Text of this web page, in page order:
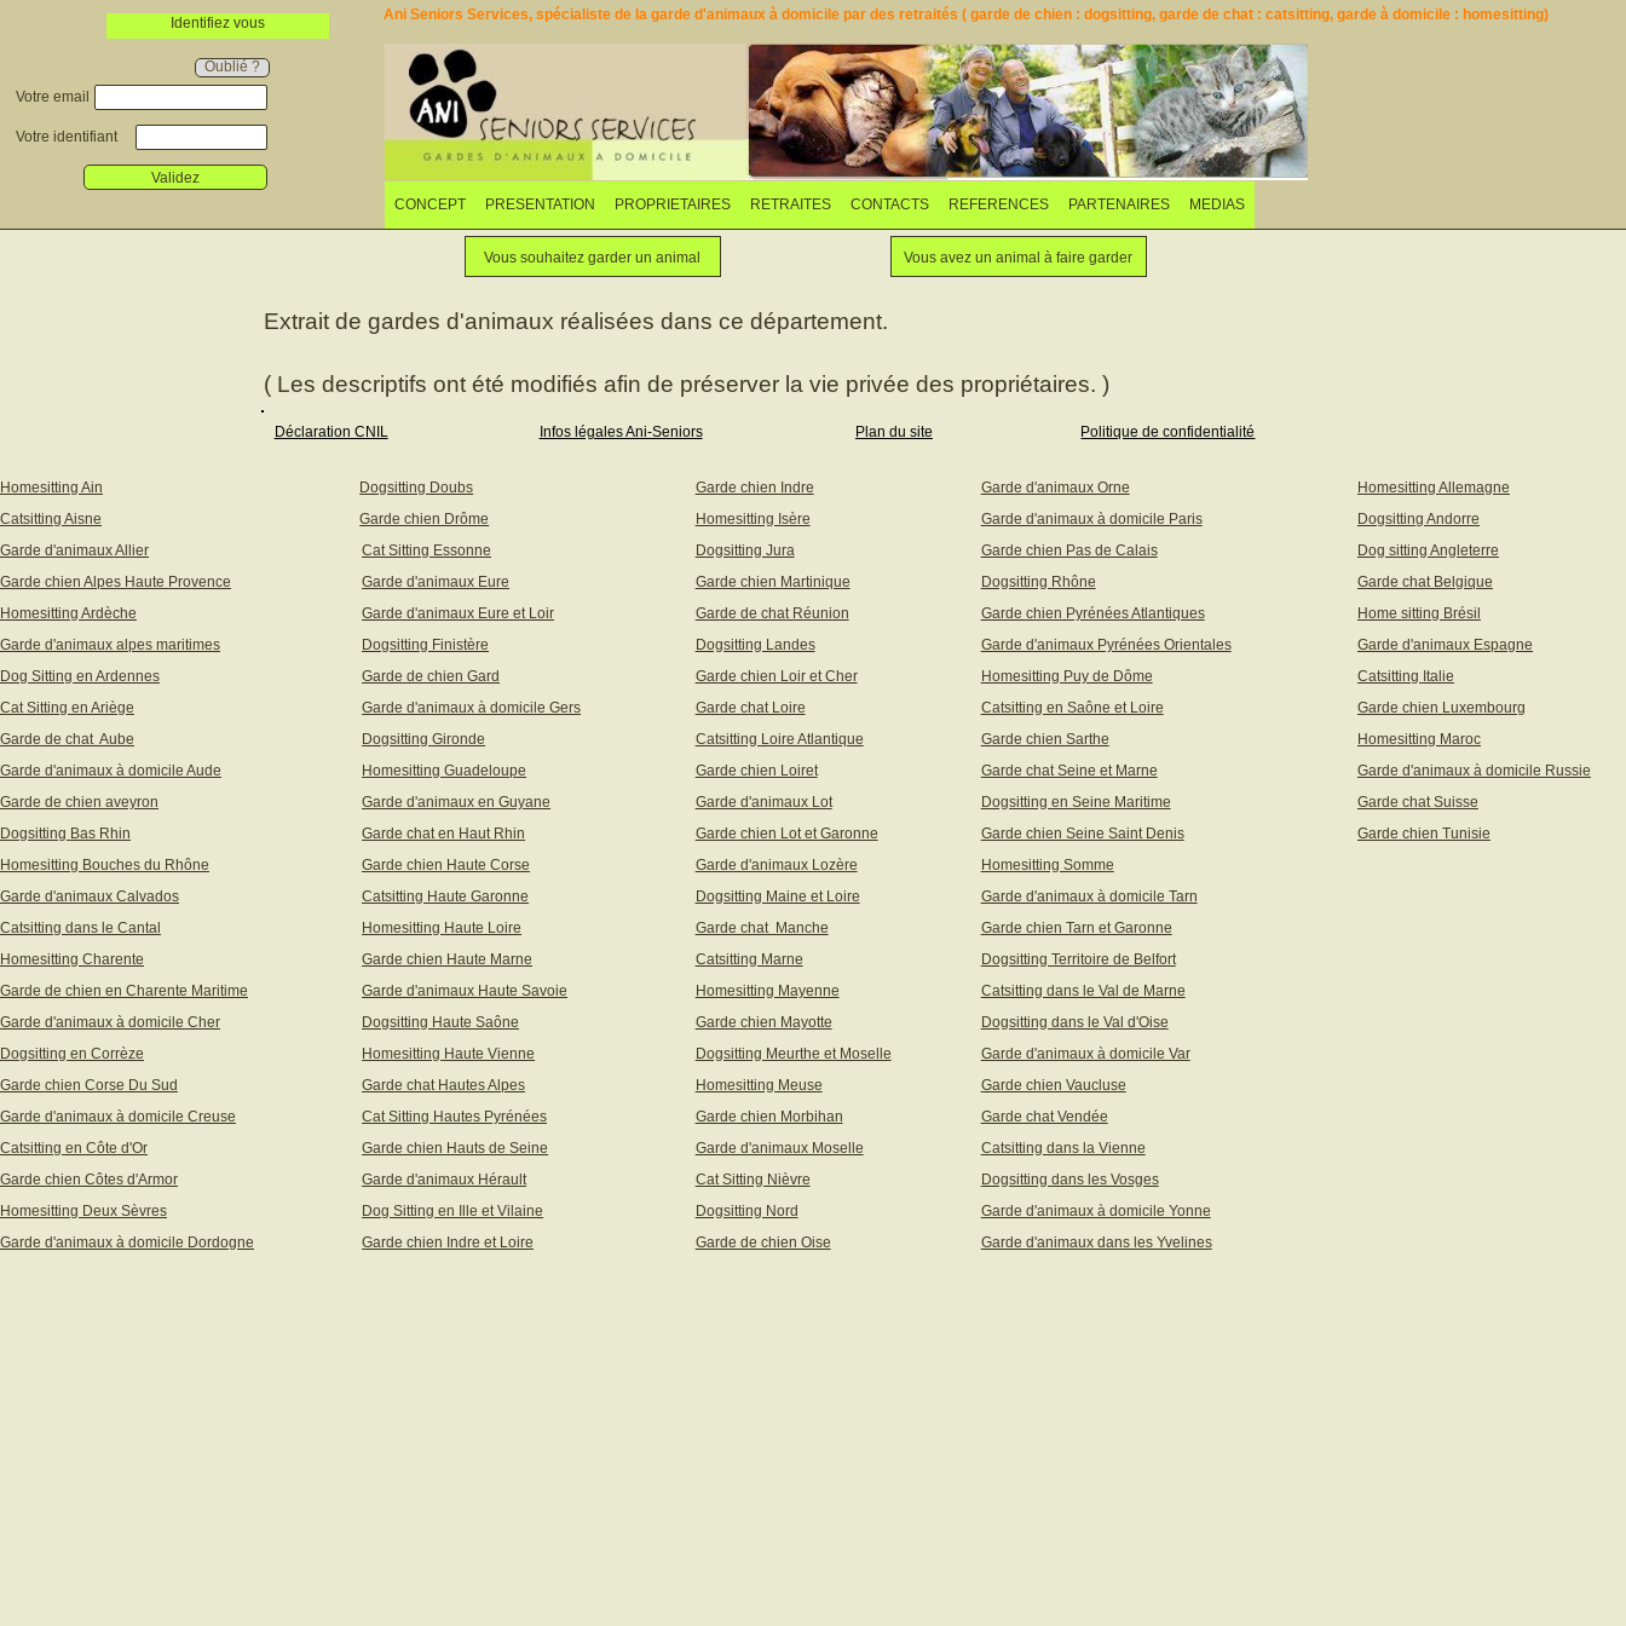
Identifiez vous
Oublié ?
Votre email
Votre identifiant
Validez
Ani Seniors Services, spécialiste de la garde d'animaux à domicile par des retraités ( garde de chien : dogsitting, garde de chat : catsitting, garde à domicile : homesitting)
CONCEPT PRESENTATION PROPRIETAIRES
Faites garder votre animal
RETRAITES
Vous souhaitez garder un animal
CONTACTS REFERENCES PARTENAIRES MEDIAS
Vous souhaitez garder un animal Vous avez un animal à faire garder
Extrait de gardes d'animaux réalisées dans ce département.
( Les descriptifs ont été modifiés afin de préserver la vie privée des propriétaires. )
Déclaration CNIL Infos légales Ani-Seniors Plan du site Politique de confidentialité
Homesitting Ain Dogsitting Doubs Garde chien Indre Garde d'animaux Orne
Homesitting Allemagne
Catsitting Aisne
Garde chien Drôme Homesitting Isère Garde d'animaux à domicile Paris
Dogsitting Andorre
Garde d'animaux Allier
Cat Sitting Essonne Dogsitting Jura Garde chien Pas de Calais
Dog sitting Angleterre
Garde chien Alpes Haute Provence
Garde d'animaux Eure Garde chien Martinique Dogsitting Rhône
Garde chat Belgique
Homesitting Ardèche
Garde d'animaux Eure et Loir Garde de chat Réunion Garde chien Pyrénées Atlantiques
Home sitting Brésil
Garde d'animaux alpes maritimes
Dogsitting Finistère Dogsitting Landes Garde d'animaux Pyrénées Orientales
Garde d'animaux Espagne
Dog Sitting en Ardennes
Garde de chien Gard Garde chien Loir et Cher Homesitting Puy de Dôme
Catsitting Italie
Cat Sitting en Ariège
Garde d'animaux à domicile Gers Garde chat Loire Catsitting en Saône et Loire
Garde chien Luxembourg
Garde de chat Aube
Dogsitting Gironde Catsitting Loire Atlantique Garde chien Sarthe
Homesitting Maroc
Garde d'animaux à domicile Aude
Homesitting Guadeloupe Garde chien Loiret Garde chat Seine et Marne
Garde d'animaux à domicile Russie
Garde de chien aveyron
Garde d'animaux en Guyane Garde d'animaux Lot Dogsitting en Seine Maritime
Garde chat Suisse
Dogsitting Bas Rhin
Garde chat en Haut Rhin Garde chien Lot et Garonne Garde chien Seine Saint Denis
Garde chien Tunisie
Homesitting Bouches du Rhône
Garde chien Haute Corse Garde d'animaux Lozère
Homesitting Somme
Garde d'animaux Calvados
Catsitting Haute Garonne Dogsitting Maine et Loire
Garde d'animaux à domicile Tarn
Catsitting dans le Cantal
Homesitting Haute Loire Garde chat Manche
Garde chien Tarn et Garonne
Homesitting Charente
Garde chien Haute Marne Catsitting Marne
Dogsitting Territoire de Belfort
Garde de chien en Charente Maritime
Garde d'animaux Haute Savoie Homesitting Mayenne
Catsitting dans le Val de Marne
Garde d'animaux à domicile Cher
Dogsitting Haute Saône Garde chien Mayotte
Dogsitting dans le Val d'Oise
Dogsitting en Corrèze
Homesitting Haute Vienne Dogsitting Meurthe et Moselle
Garde d'animaux à domicile Var
Garde chien Corse Du Sud
Garde chat Hautes Alpes Homesitting Meuse
Garde chien Vaucluse
Garde d'animaux à domicile Creuse
Cat Sitting Hautes Pyrénées Garde chien Morbihan
Garde chat Vendée
Catsitting en Côte d'Or
Garde chien Hauts de Seine Garde d'animaux Moselle
Catsitting dans la Vienne
Garde chien Côtes d'Armor
Garde d'animaux Hérault Cat Sitting Nièvre
Dogsitting dans les Vosges
Homesitting Deux Sèvres
Dog Sitting en Ille et Vilaine Dogsitting Nord
Garde d'animaux à domicile Yonne
Garde d'animaux à domicile Dordogne
Garde chien Indre et Loire Garde de chien Oise Garde d'animaux dans les Yvelines